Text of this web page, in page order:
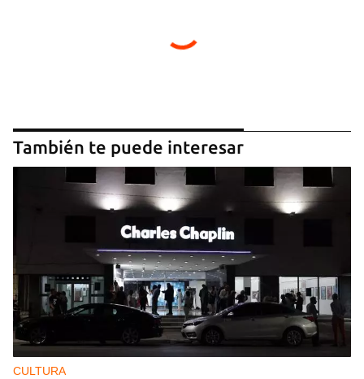
También te puede interesar
CULTURA